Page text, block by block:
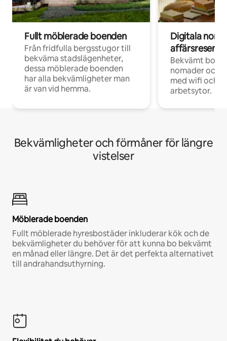
Fullt möblerade boenden
Från fridfulla bergsstugor till
bekväma stadslägenheter,
dessa möblerade boenden
har alla bekvämligheter man
är van vid hemma.
Digitala
Bekvämt
nomader och
med wifi och
arbetsytor.
Bekvämligheter och förmåner för längre
vistelser
Möblerade boenden
Fullt möblerade hyresbostäder inkluderar kök och de
bekvämligheter du behöver för att kunna bo bekvämt
en månad eller längre. Det är det perfekta alternativet
till andrahandsuthyrning.